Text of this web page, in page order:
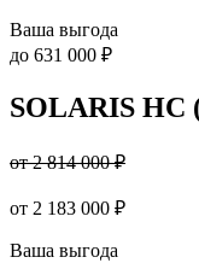
Ваша выгода
до 631 000 ₽
SOLARIS HC
от 2 814 000 ₽
от 2 183 000 ₽
Ваша выгода